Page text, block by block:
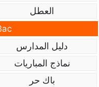
العطل
دليل المدارس
نماذج المباريات
باك حر